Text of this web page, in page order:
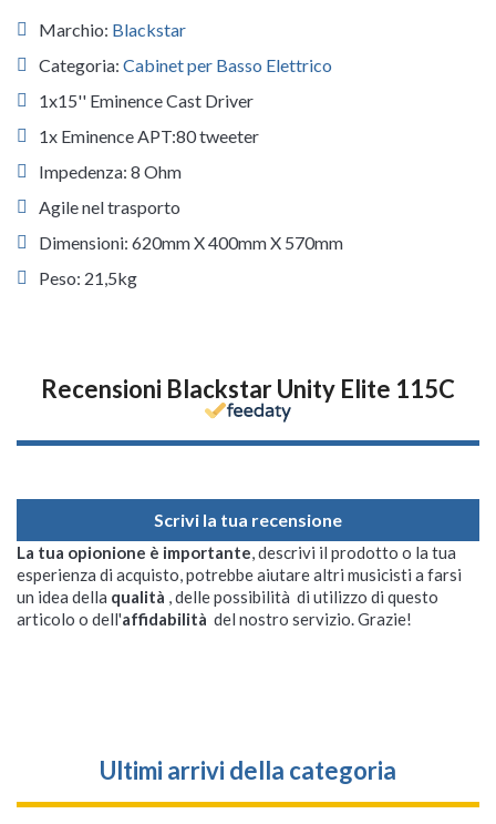
Marchio: Blackstar
Categoria: Cabinet per Basso Elettrico
1x15'' Eminence Cast Driver
1x Eminence APT:80 tweeter
Impedenza: 8 Ohm
Agile nel trasporto
Dimensioni: 620mm X 400mm X 570mm
Peso: 21,5kg
Recensioni Blackstar Unity Elite 115C
Scrivi la tua recensione
La tua opionione è importante, descrivi il prodotto o la tua
esperienza di acquisto, potrebbe aiutare altri musicisti a farsi
un idea della qualità , delle possibilità di utilizzo di questo
articolo o dell'affidabilità del nostro servizio. Grazie!
Ultimi arrivi della categoria